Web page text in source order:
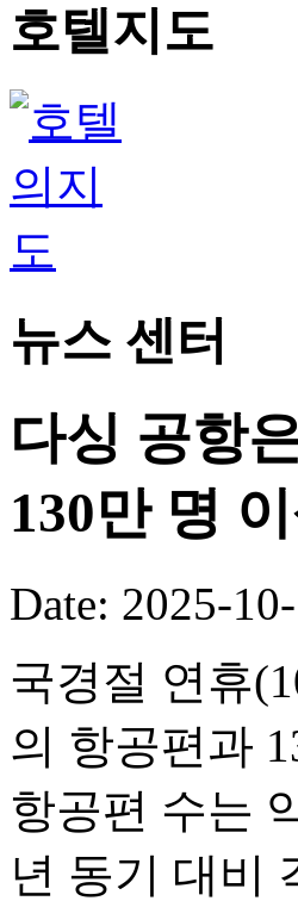
호텔지도
뉴스 센터
다싱 공항
130만 명
Date: 2025-10-
국경절 연휴
의 항공편과
항공편 수는
년 동기 대비